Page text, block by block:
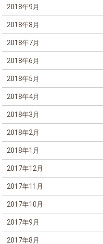
2018年9月
2018年8月
2018年7月
2018年6月
2018年5月
2018年4月
2018年3月
2018年2月
2018年1月
2017年12月
2017年11月
2017年10月
2017年9月
2017年8月